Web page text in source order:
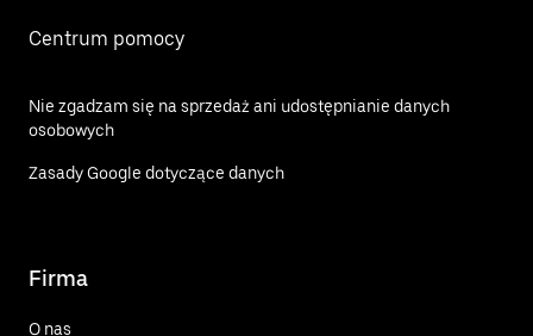
Centrum pomocy
Nie zgadzam się na sprzedaż ani udostępnianie danych
osobowych
Zasady Google dotyczące danych
Firma
O nas